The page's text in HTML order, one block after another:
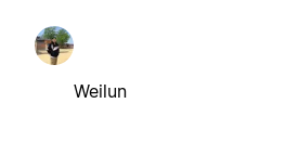
Weilun